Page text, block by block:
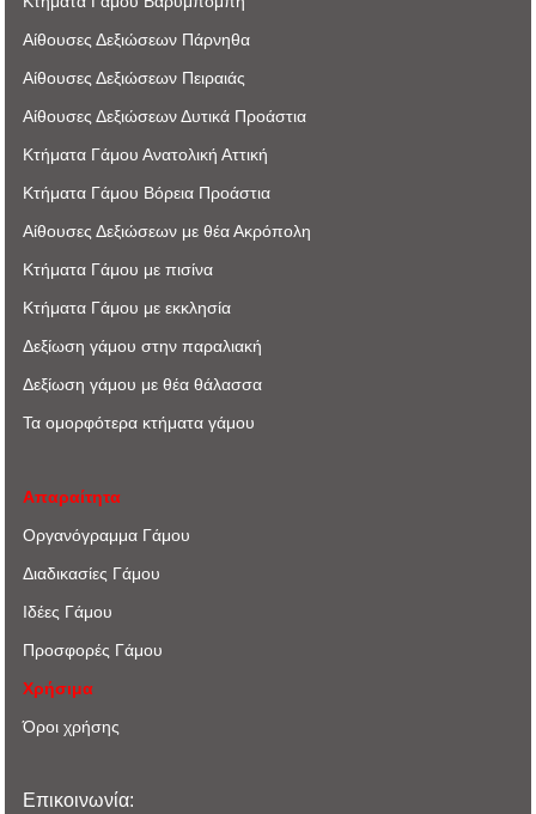
Αίθουσες Δεξιώσεων Πάρνηθα
Αίθουσες Δεξιώσεων Πειραιάς
Αίθουσες Δεξιώσεων Δυτικά Προάστια
Κτήματα Γάμου Ανατολική Αττική
Κτήματα Γάμου Βόρεια Προάστια
Αίθουσες Δεξιώσεων με θέα Ακρόπoλη
Κτήματα Γάμου με πισίνα
Κτήματα Γάμου με εκκλησία
Δεξίωση γάμου στην παραλιακή
Δεξίωση γάμου με θέα θάλασσα
Τα ομορφότερα κτήματα γάμου
Απαραίτητα
Οργανόγραμμα Γάμου
Διαδικασίες Γάμου
Ιδέες Γάμου
Προσφορές Γάμου
Χρήσιμα
Όροι χρήσης
Επικοινωνία: